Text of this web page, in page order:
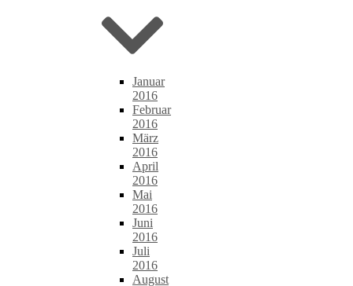
Januar
2016
Februar
2016
März
2016
April
2016
Mai
2016
Juni
2016
Juli
2016
August